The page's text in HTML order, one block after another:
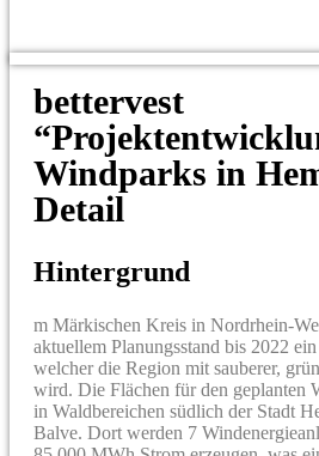
bettervest
Windparks in
Detail
Hintergrund
m Märkischen Kreis in Nordrhein-
aktuellem Planungsstand bis 2022
welcher die Region mit sauberer,
wird. Die Flächen für den geplanten
in Waldbereichen südlich der Stadt
Balve. Dort werden 7